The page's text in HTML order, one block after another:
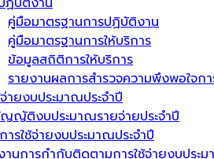
คู่มือมาตรฐานการปฏิบัติงาน
คู่มือมาตรฐานการให้บริการ
ข้อมูลสถิติการให้บริการ
รายงานผลการสำรวจความพึงพอใจกา
ายงบประมาณประจำปี
ญัติงบประมาณรายจ่ายประจำปี
ารใช้จ่ายงบประมาณประจำปี
านการกำกับติดตามการใช้จ่ายงบประ